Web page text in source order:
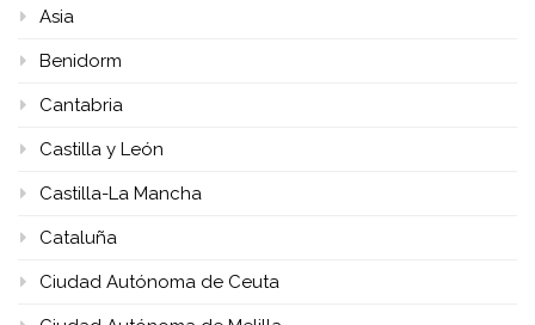
Asia
Benidorm
Cantabria
Castilla y León
Castilla-La Mancha
Cataluña
Ciudad Autónoma de Ceuta